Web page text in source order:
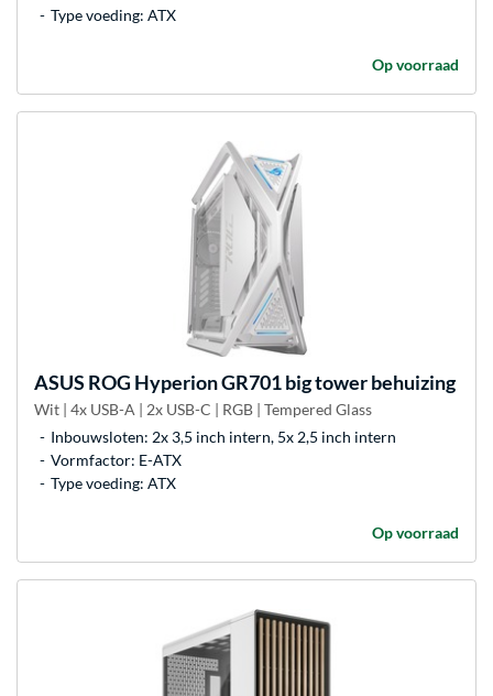
Type voeding: ATX
Op voorraad
ASUS ROG Hyperion GR701 big tower behuizing
Wit | 4x USB-A | 2x USB-C | RGB | Tempered Glass
Inbouwsloten: 2x 3,5 inch intern, 5x 2,5 inch intern
Vormfactor: E-ATX
Type voeding: ATX
Op voorraad